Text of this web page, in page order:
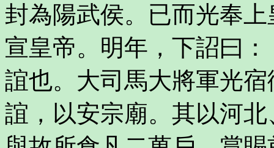
封為陽武侯。已而光奉
宣皇帝。明年，下詔曰
誼也。大司馬大將軍光
誼，以安宗廟。其以河